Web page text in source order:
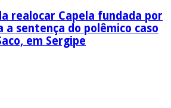
realocar Capela fundada por
a sentença do polêmico caso
em Sergipe